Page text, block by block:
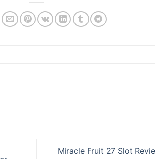
Miracle Fruit 27 Slot